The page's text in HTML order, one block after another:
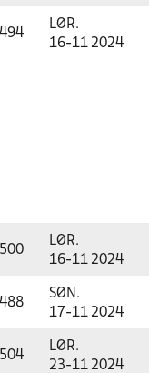
LØR.
16-11 2024
LØR.
16-11 2024
SØN.
17-11 2024
LØR.
23-11 2024